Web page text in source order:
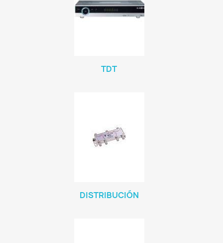
TDT
DISTRIBUCIÓN